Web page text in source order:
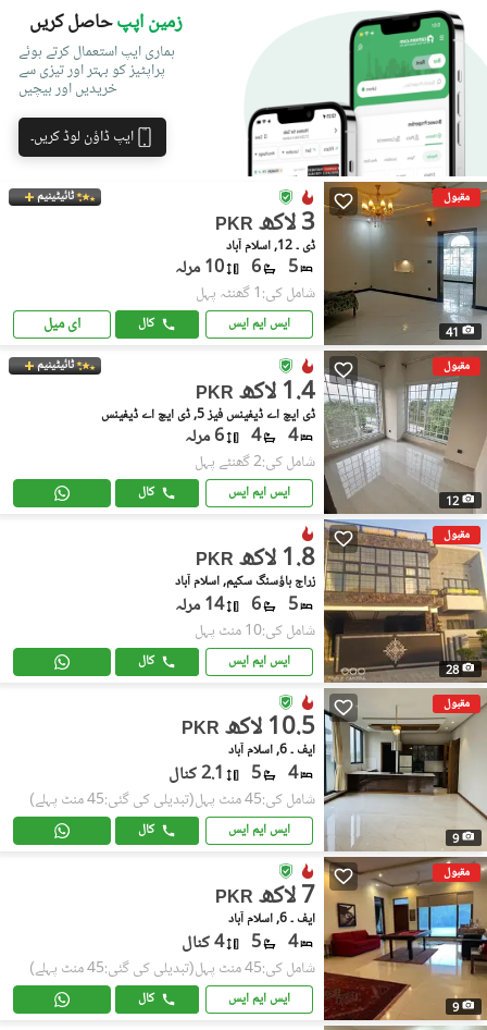
زمین اپپحاصل کریں
ہماری ایپ استعمال کرتے ہوئے
پراپٹیز کو بہتر اور تیزی سے
خریدیں اور بیچیں
ایپ ڈاؤن لوڈ کریں۔
مقبول
41
ٹائیٹینیم
PKR 3 لاکھ
ڈی ۔ 12, اسلام آباد
5
6 10 مرلہ
شامل کی:1 گھنٹہ پہل
ایس ایم ایس کال ای میل
مقبول
12
ٹائیٹینیم
PKR 1.4 لاکھ
ڈی ایچ اے ڈیفینس فیز 5, ڈی ایچ اے ڈیفینس
4
4 6 مرلہ
شامل کی:2 گھنٹے پہل
ایس ایم ایس کال
مقبول
28
PKR 1.8 لاکھ
زراج ہاؤسنگ سکیم, اسلام آباد
5
6 14 مرلہ
شامل کی:10 منٹ پہل
ایس ایم ایس کال
مقبول
9
PKR 10.5 لاکھ
ایف ۔ 6, اسلام آباد
4
5 2.1 کنال
شامل کی:45 منٹ پہل (تبدیلی کی گئی:45 منٹ پہلے)
ایس ایم ایس کال
مقبول
9
PKR 7 لاکھ
ایف ۔ 6, اسلام آباد
4
5 4 کنال
شامل کی:45 منٹ پہل (تبدیلی کی گئی:45 منٹ پہلے)
ایس ایم ایس کال